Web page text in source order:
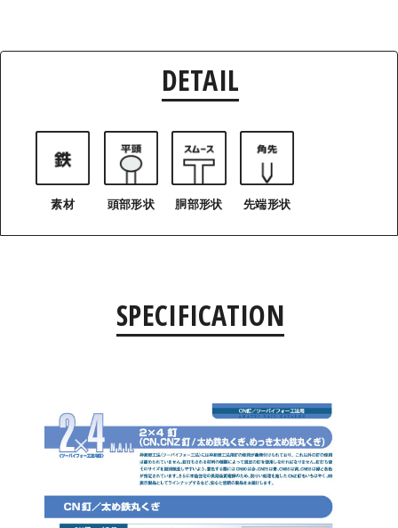
DETAIL
素材 頭部形状 胴部形状 先端形状
SPECIFICATION